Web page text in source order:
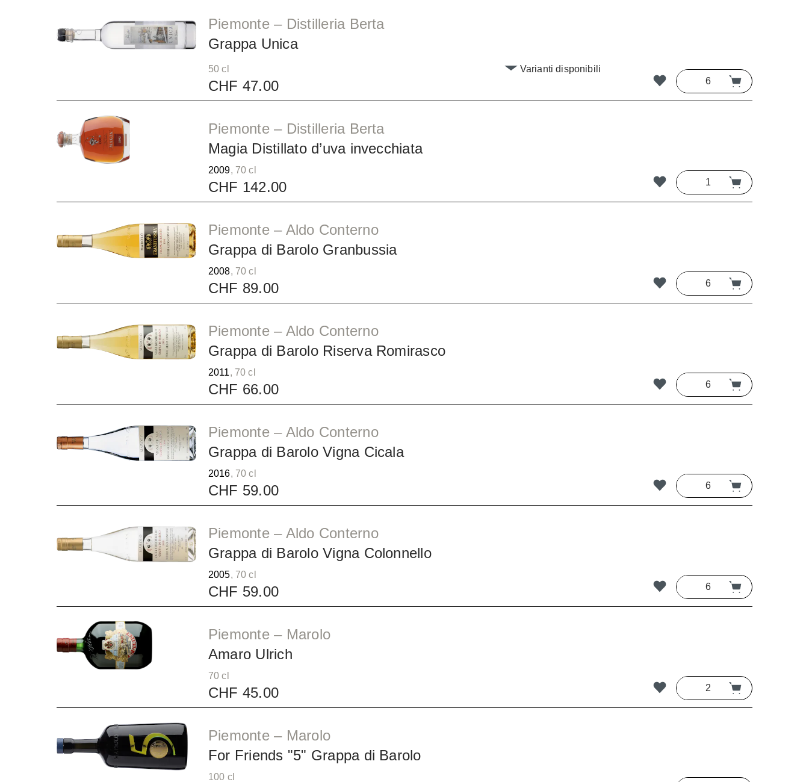
Piemonte – Distilleria Berta
Grappa Unica
50 cl Varianti disponibili
CHF 47.00
Piemonte – Distilleria Berta
Magia Distillato d’uva invecchiata
2009, 70 cl
CHF 142.00
Piemonte – Aldo Conterno
Grappa di Barolo Granbussia
2008, 70 cl
CHF 89.00
Piemonte – Aldo Conterno
Grappa di Barolo Riserva Romirasco
2011, 70 cl
CHF 66.00
Piemonte – Aldo Conterno
Grappa di Barolo Vigna Cicala
2016, 70 cl
CHF 59.00
Piemonte – Aldo Conterno
Grappa di Barolo Vigna Colonnello
2005, 70 cl
CHF 59.00
Piemonte – Marolo
Amaro Ulrich
70 cl
CHF 45.00
Piemonte – Marolo
For Friends "5" Grappa di Barolo
100 cl